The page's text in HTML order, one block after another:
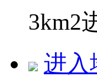
3km2
进入